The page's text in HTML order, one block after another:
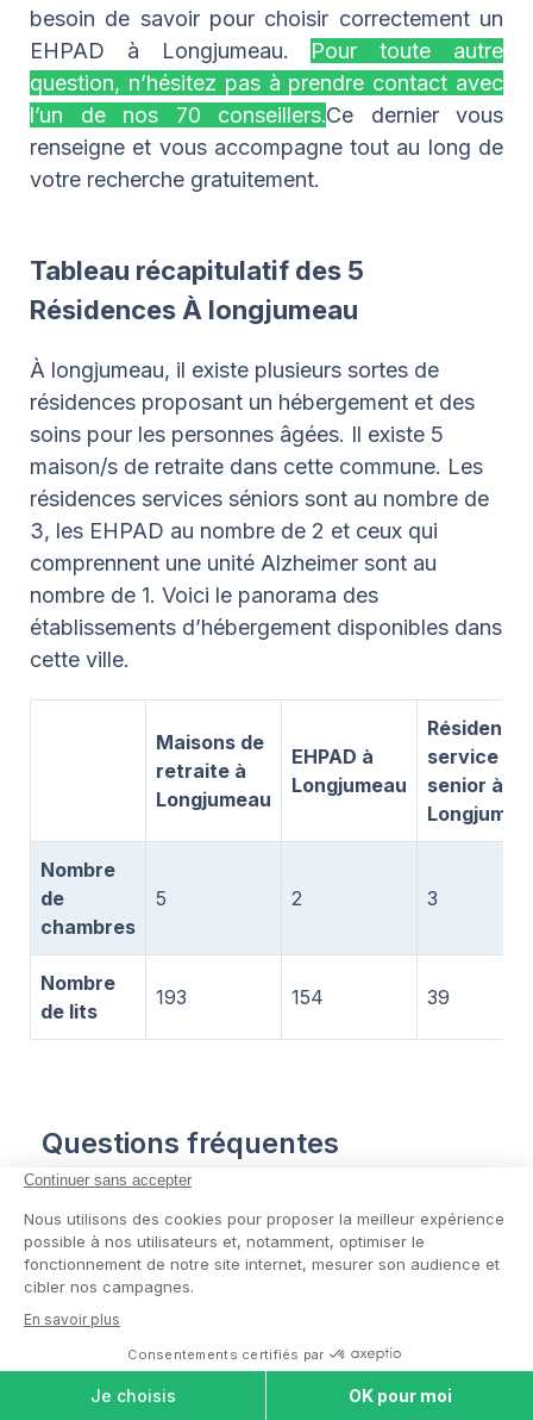
besoin de savoir pour choisir correctement un
EHPAD à Longjumeau. Pour toute autre
question, n’hésitez pas à prendre contact avec
l’un de nos 70 conseillers.Ce dernier vous
renseigne et vous accompagne tout au long de
votre recherche gratuitement.
Tableau récapitulatif des 5
Résidences À longjumeau
À longjumeau, il existe plusieurs sortes de
résidences proposant un hébergement et des
soins pour les personnes âgées. Il existe 5
maison/s de retraite dans cette commune. Les
résidences services séniors sont au nombre de
3, les EHPAD au nombre de 2 et ceux qui
comprennent une unité Alzheimer sont au
nombre de 1. Voici le panorama des
établissements d’hébergement disponibles dans
cette ville.
Maisons de
retraite à
Longjumeau
EHPAD à
Longjumeau
Résidence
service
senior à
Nombre
de
chambres
5 2 3
Nombre
de lits
193 154 39
Questions fréquentes
Combien coûte un EHPAD à
Longjumeau ?
Combien y a-t-il de maisons de
retraite à Longjumeau ?